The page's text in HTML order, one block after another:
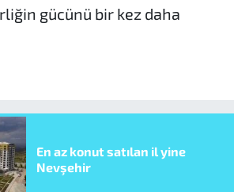
gücünü bir kez daha
En az konut satılan il yine
Nevşehir